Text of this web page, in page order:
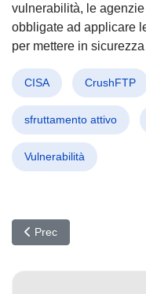
vulnerabilità, le
obbligate ad applicare
per mettere in
CISA CrushFTP
sfruttamento attivo
Vulnerabilità
Articolo precedente:
Prec